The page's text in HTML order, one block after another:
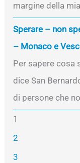
margine della
Sperare – non
– Monaco e
Per sapere cosa
dice San
di persone che
1
2
3